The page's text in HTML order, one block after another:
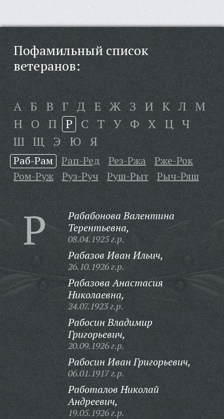
Пофамильный список
ветеранов:
А Б В Г Д Е Ж З И К Л М
Н О П Р С Т У Ф Х Ц Ч
Ш Щ Э Ю Я
Раб-Рам Рап-Ред Рез-Ржа
Рже-Рок
Ром-Руж
Руз-Руч Руш-Рыт Рыч-Ряш
Р
Рабабонова Валентина
Терентьевна,
08.04.1925 г.р.
Рабазов Иван Ильич,
26.10.1926 г.р.
Рабазова Анастасия
Николаевна,
24.07.1923 г.р.
Рабосин Владимир
Григорьевич,
20.09.1926 г.р.
Рабосин Иван Григорьевич,
06.01.1917 г.р.
Работалов Николай
Андреевич,
19.05.1926 г.р.